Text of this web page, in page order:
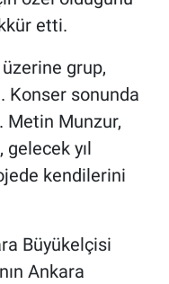
etti.
grup,
Konser sonunda
Metin Munzur,
yıl
kendilerini
Büyükelçisi
Ankara